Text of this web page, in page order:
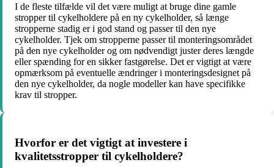
I de fleste tilfælde vil det være muligt at bruge dine gamle
stropper til cykelholdere på en ny cykelholder, så længe
stropperne stadig er i god stand og passer til den nye
cykelholder. Tjek om stropperne passer til monteringsområdet
på den nye cykelholder og om nødvendigt juster deres længde
eller spænding for en sikker fastgørelse. Det er vigtigt at være
opmærksom på eventuelle ændringer i monteringsdesignet på
den nye cykelholder, da nogle modeller kan have specifikke
krav til stropper.
Hvorfor er det vigtigt at investere i
kvalitetsstropper til cykelholdere?